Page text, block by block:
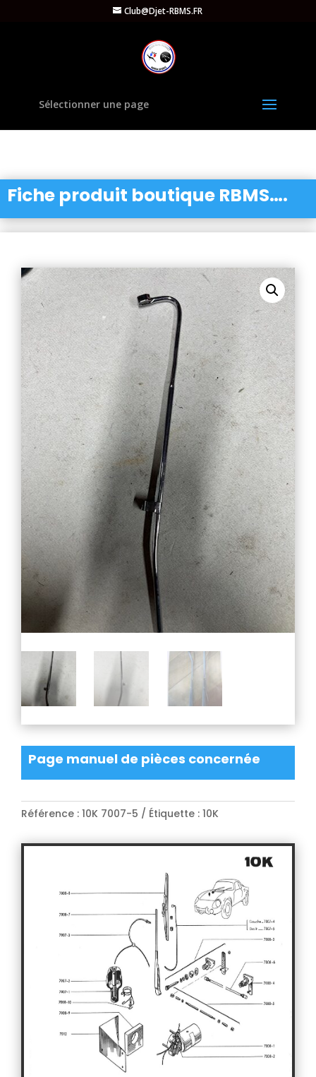
Club@Djet-RBMS.FR
Sélectionner une page
Fiche produit boutique RBMS….
Page manuel de pièces concernée
Référence : 10K 7007-5 Étiquette : 10K